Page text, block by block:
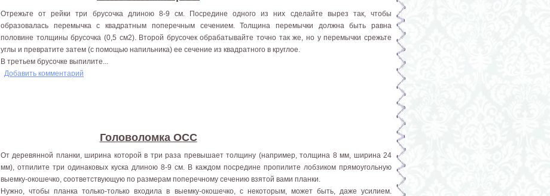
От­режьте от рейки три брусочка длиною 8-9 см. Посредине одно­го из них сделайте вырез так, чтобы
образовалась перемычка с квадратным поперечным сечением. Толщина перемычки должна быть равна
половине толщины брусочка (0,5 см2). Второй брусочек обрабатывайте точно так же, но у перемычки срежьте
углы и превратите затем (с помощью напильника) ее сечение из квадратного в круглое.
В третьем брусочке выпилите...
Добавить комментарий
Головоломка ОСС
От деревянной планки, ширина которой в три раза превы­шает толщину (например, толщина 8 мм, ширина 24
мм), отпилите три одинаковых куска длиною 8-9 см. В каждом по­средине пропилите лобзиком прямоугольную
выемку-окошеч­ко, соответствующую по размерам поперечному сечению взятой вами планки.
Нужно, чтобы планка только-только входила в выемку-окошечко, с некоторым, может быть, даже усилием.